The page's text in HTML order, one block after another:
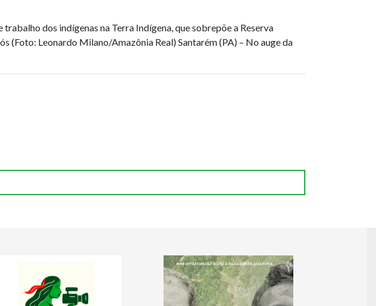
dos indígenas na Terra Indígena, que sobrepõe a Reserva
(Foto: Leonardo Milano/Amazônia Real) Santarém (PA) – No auge da